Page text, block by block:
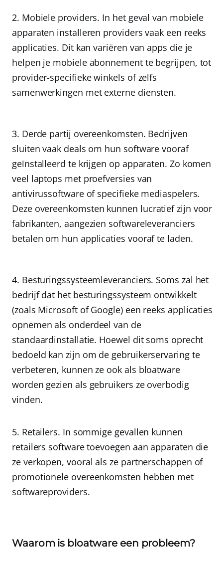
Mobiele providers. In het geval van mobiele
apparaten installeren providers vaak een reeks
applicaties. Dit kan variëren van apps die je
helpen je mobiele abonnement te begrijpen, tot
provider-specifieke winkels of zelfs
samenwerkingen met externe diensten.
Derde partij overeenkomsten. Bedrijven
sluiten vaak deals om hun software vooraf
geïnstalleerd te krijgen op apparaten. Zo komen
veel laptops met proefversies van
antivirussoftware of specifieke mediaspelers.
Deze overeenkomsten kunnen lucratief zijn voor
fabrikanten, aangezien softwareleveranciers
betalen om hun applicaties vooraf te laden.
Besturingssysteemleveranciers. Soms zal het
bedrijf dat het besturingssysteem ontwikkelt
(zoals Microsoft of Google) een reeks applicaties
opnemen als onderdeel van de
standaardinstallatie. Hoewel dit soms oprecht
bedoeld kan zijn om de gebruikerservaring te
verbeteren, kunnen ze ook als bloatware
worden gezien als gebruikers ze overbodig
vinden.
Retailers. In sommige gevallen kunnen
retailers software toevoegen aan apparaten die
ze verkopen, vooral als ze partnerschappen of
promotionele overeenkomsten hebben met
softwareproviders.
Waarom is bloatware een probleem?